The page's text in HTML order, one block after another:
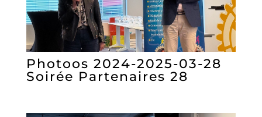
Photoos 2024-2025-03-28
Soirée Partenaires 28